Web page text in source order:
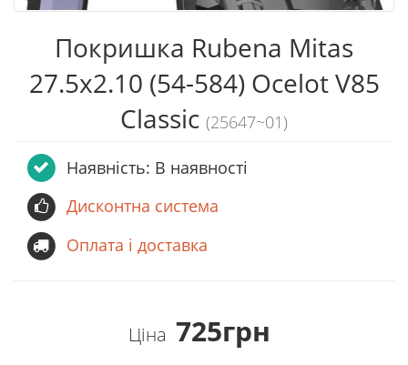
Покришка Rubena Mitas
27.5x2.10 (54-584) Ocelot V85
Classic (25647~01)
Наявність: В наявності
Дисконтна система
Оплата і доставка
Ціна 725грн